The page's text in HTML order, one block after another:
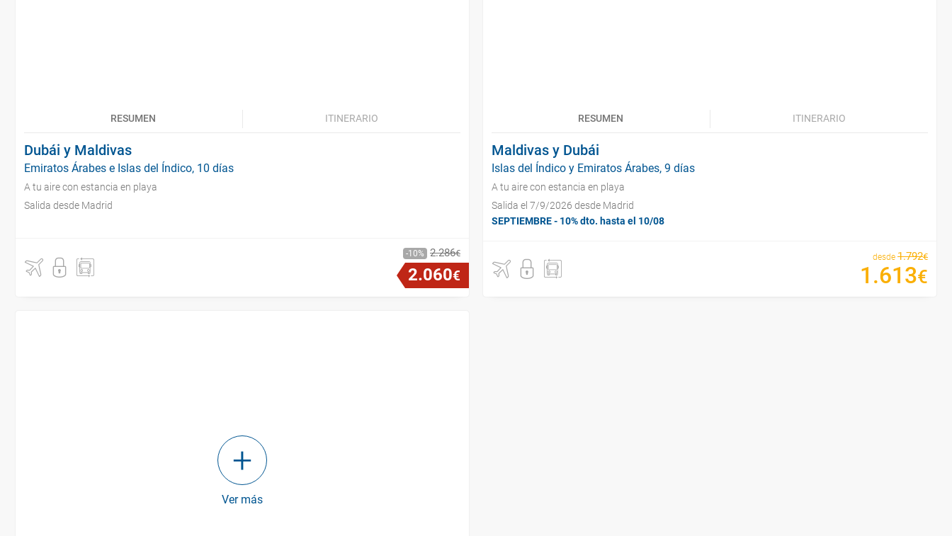
RESUMEN ITINERARIO
Dubái y Maldivas
Emiratos Árabes e Islas del Índico, 10 días
A tu aire con estancia en playa
Salida desde Madrid
10 2.286€
2.060€
RESUMEN ITINERARIO
Maldivas y Dubái
Islas del Índico y Emiratos Árabes, 9 días
A tu aire con estancia en playa
Salida el 7/9/2026 desde Madrid
SEPTIEMBRE - 10% dto. hasta el 10/08
desde 1.792€
1 .613€
Ver más